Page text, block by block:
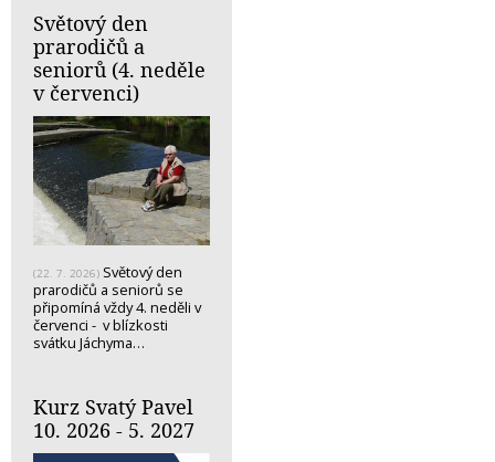
Světový den
prarodičů a
seniorů (4. neděle
v červenci)
(22. 7. 2026) Světový den
prarodičů a seniorů se
připomíná vždy 4. neděli v
červenci - v blízkosti
svátku Jáchyma…
Kurz Svatý Pavel
10. 2026 - 5. 2027